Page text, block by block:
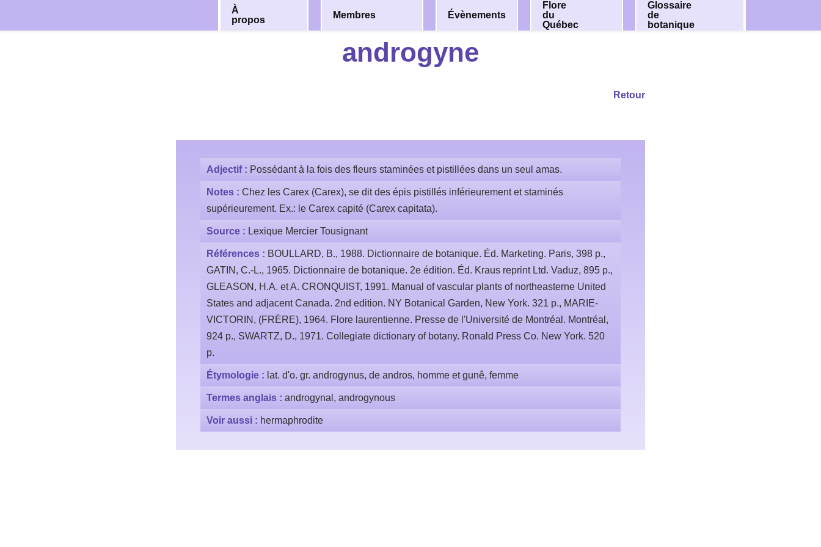
Aller
À
propos
Membres Évènements
Flore
du
Québec
Glossaire
de
botanique
androgyne
Retour
Adjectif : Possédant à la fois des fleurs staminées et pistillées dans un seul amas.
Notes : Chez les Carex (Carex), se dit des épis pistillés inférieurement et staminés
supérieurement. Ex.: le Carex capité (Carex capitata).
Source : Lexique Mercier Tousignant
Références : BOULLARD, B., 1988. Dictionnaire de botanique. Éd. Marketing. Paris, 398 p.,
GATIN, C.-L., 1965. Dictionnaire de botanique. 2e édition. Éd. Kraus reprint Ltd. Vaduz, 895 p.,
GLEASON, H.A. et A. CRONQUIST, 1991. Manual of vascular plants of northeasterne United
States and adjacent Canada. 2nd edition. NY Botanical Garden, New York. 321 p., MARIE-
VICTORIN, (FRÈRE), 1964. Flore laurentienne. Presse de l'Université de Montréal. Montréal,
924 p., SWARTZ, D., 1971. Collegiate dictionary of botany. Ronald Press Co. New York. 520
p.
Étymologie : lat. d'o. gr. androgynus, de andros, homme et gunê, femme
Termes anglais : androgynal, androgynous
Voir aussi : hermaphrodite